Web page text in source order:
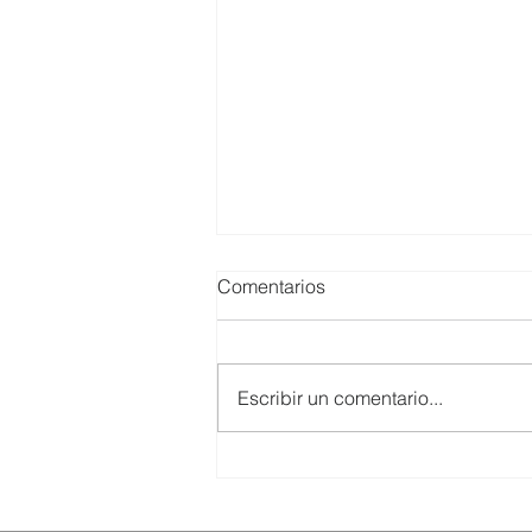
Comentarios
Escribir un comentario...